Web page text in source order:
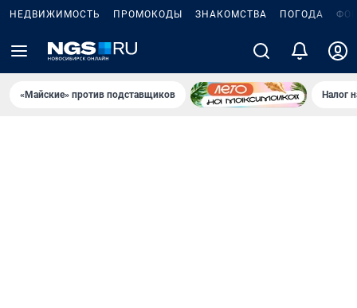
НЕДВИЖИМОСТЬ ПРОМОКОДЫ ЗНАКОМСТВА ПОГОДА
«Майские» против подставщиков Налог